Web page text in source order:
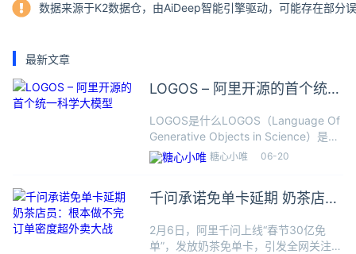
数据来源于K2数据仓，由AiDeep智能引擎驱动，可能存在部分
最新文章
LOGOS – 阿里开源的首个统一
LOGOS是什么LOGOS（Language Of
Generative Objects in Science）是阿
里 ATH-Token Foundry 联合中国人民
大学高瓴人工智能学院开源的首个统
糖心小唯 06-20
千问承诺免单卡延期 奶茶店
卖大战
2月6日，阿里千问上线“春节30亿免
单”，发放奶茶免单卡，引发全网关注。